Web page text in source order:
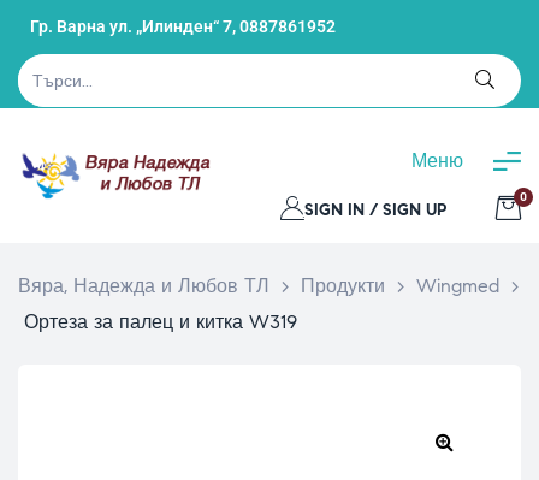
Гр. Варна ул. „Илинден“ 7,0887861952
Меню
SIGN IN / SIGN UP
0
Вяра, Надежда и Любов ТЛ > Продукти > Wingmed >
Ортеза за палец и китка W319